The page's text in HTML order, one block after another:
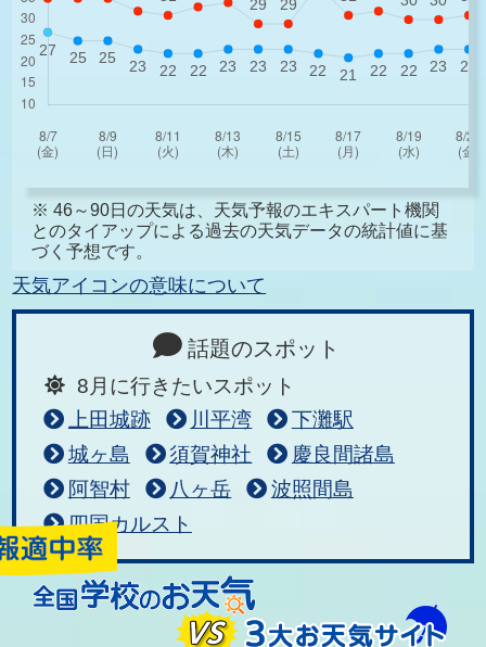
※ 46～90日の天気は、天気予報のエキスパート機関
とのタイアップによる過去の天気データの統計値に基
づく予想です。
天気アイコンの意味について
話題のスポット
8月に行きたいスポット
上田城跡
川平湾
下灘駅
城ヶ島
須賀神社
慶良間諸島
阿智村
八ヶ岳
波照間島
四国カルスト